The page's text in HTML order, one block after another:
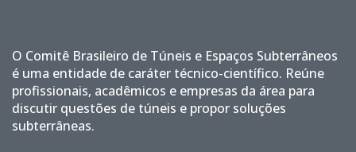
O Comitê Brasileiro de Túneis e Espaços Subterrâneos
é uma entidade de caráter técnico-científico. Reúne
profissionais, acadêmicos e empresas da área para
discutir questões de túneis e propor soluções
subterrâneas.